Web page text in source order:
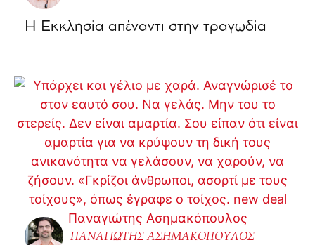
Η Εκκλησία απέναντι στην τραγωδία
ΠΑΝΑΓΙΩΤΗΣ ΑΣΗΜΑΚΟΠΟΥΛΟΣ